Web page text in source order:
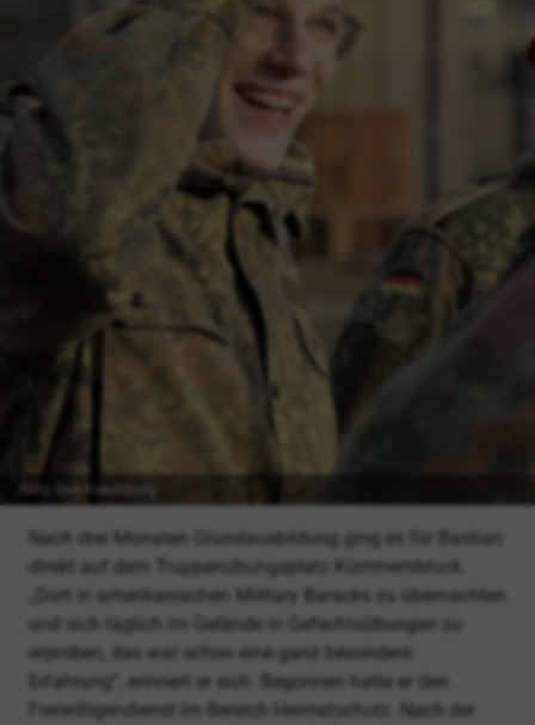
Nach drei Monaten Grundausbildung ging es für Bastian
direkt auf dem Truppenübungsplatz Kümmersbruck.
„Dort in amerikanischen Military Baracks zu übernachten
und sich täglich im Gelände in Gefechtsübungen zu
erproben, das war schon eine ganz besondere
Erfahrung“, erinnert er sich. Begonnen hatte er den
Freiwilligendienst im Bereich Heimatschutz. Nach der